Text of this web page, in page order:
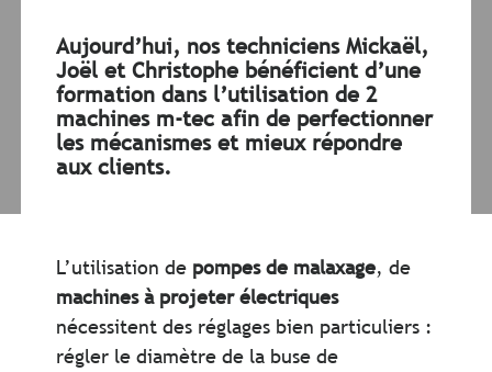
Aujourd’hui, nos techniciens Mickaël,
Joël et Christophe bénéficient d’une
formation dans l’utilisation de 2
machines m-tec afin de perfectionner
les mécanismes et mieux répondre
aux clients.
L’utilisation de pompes de malaxage, de
machines à projeter électriques
nécessitent des réglages bien particuliers :
régler le diamètre de la buse de